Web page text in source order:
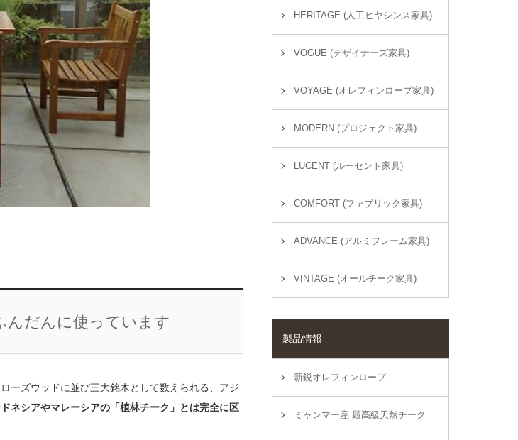
んだんに使っています
ーズウッドに並び三大銘木として数えられる、アジ
ネシアやマレーシアの「植林チーク」とは完全に区
HERITAGE (人工ヒヤシンス家具)
VOGUE (デザイナーズ家具)
VOYAGE (オレフィンロープ家具)
MODERN (プロジェクト家具)
LUCENT (ルーセント家具)
COMFORT (ファブリック家具)
ADVANCE (アルミフレーム家具)
VINTAGE (オールチーク家具)
製品情報
新鋭オレフィンロープ
ミャンマー産 最高級天然チーク